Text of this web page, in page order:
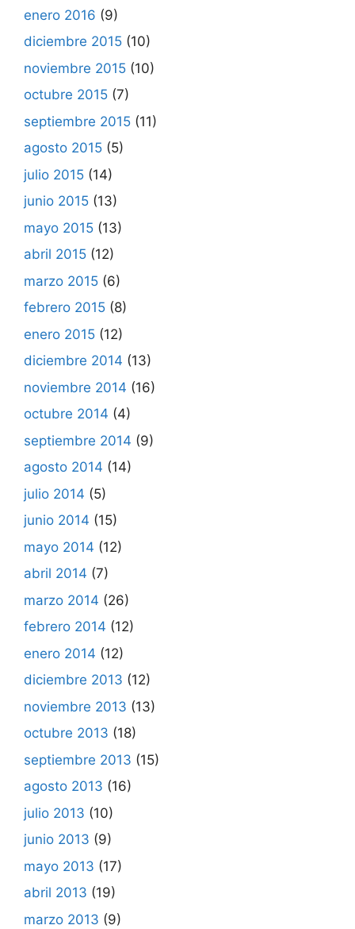
enero 2016 (9)
diciembre 2015 (10)
noviembre 2015 (10)
octubre 2015 (7)
septiembre 2015 (11)
agosto 2015 (5)
julio 2015 (14)
junio 2015 (13)
mayo 2015 (13)
abril 2015 (12)
marzo 2015 (6)
febrero 2015 (8)
enero 2015 (12)
diciembre 2014 (13)
noviembre 2014 (16)
octubre 2014 (4)
septiembre 2014 (9)
agosto 2014 (14)
julio 2014 (5)
junio 2014 (15)
mayo 2014 (12)
abril 2014 (7)
marzo 2014 (26)
febrero 2014 (12)
enero 2014 (12)
diciembre 2013 (12)
noviembre 2013 (13)
octubre 2013 (18)
septiembre 2013 (15)
agosto 2013 (16)
julio 2013 (10)
junio 2013 (9)
mayo 2013 (17)
abril 2013 (19)
marzo 2013 (9)